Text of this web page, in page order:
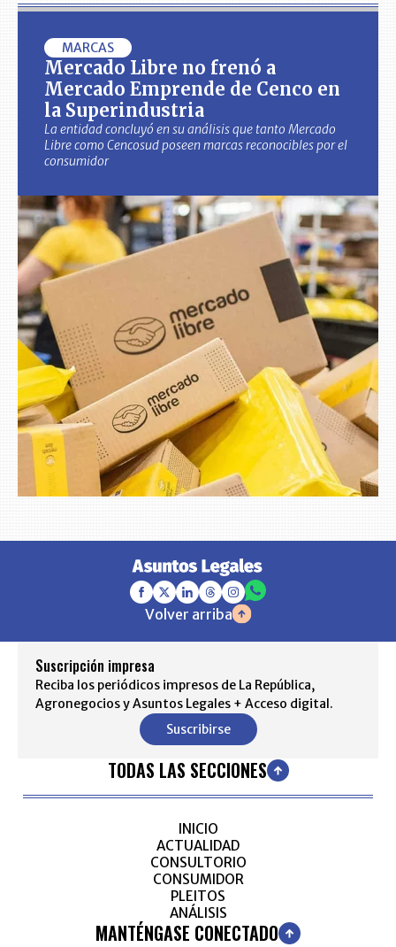
MARCAS
Mercado Libre no frenó a
Mercado Emprende de Cenco en
la Superindustria
La entidad concluyó en su análisis que tanto Mercado
Libre como Cencosud poseen marcas reconocibles por el
consumidor
Volver arriba
Suscripción impresa
Reciba los periódicos impresos de La República,
Agronegocios y Asuntos Legales + Acceso digital.
Suscribirse
TODAS LAS SECCIONES
INICIO
ACTUALIDAD
CONSULTORIO
CONSUMIDOR
PLEITOS
ANÁLISIS
MANTÉNGASE CONECTADO